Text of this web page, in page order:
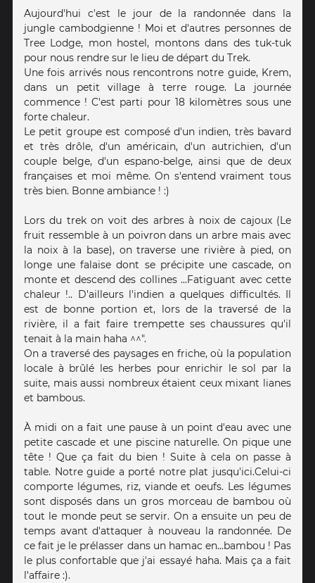
Aujourd'hui c'est le jour de la randonnée dans la
jungle cambodgienne ! Moi et d'autres personnes de
Tree Lodge, mon hostel, montons dans des tuk-tuk
pour nous rendre sur le lieu de départ du Trek.
Une fois arrivés nous rencontrons notre guide, Krem,
dans un petit village à terre rouge. La journée
commence ! C'est parti pour 18 kilomètres sous une
forte chaleur.
Le petit groupe est composé d'un indien, très bavard
et très drôle, d'un américain, d'un autrichien, d'un
couple belge, d'un espano-belge, ainsi que de deux
françaises et moi même. On s'entend vraiment tous
très bien. Bonne ambiance ! :)
Lors du trek on voit des arbres à noix de cajoux (Le
fruit ressemble à un poivron dans un arbre mais avec
la noix à la base), on traverse une rivière à pied, on
longe une falaise dont se précipite une cascade, on
monte et descend des collines ...Fatiguant avec cette
chaleur !.. D'ailleurs l'indien a quelques difficultés. Il
est de bonne portion et, lors de la traversé de la
rivière, il a fait faire trempette ses chaussures qu'il
tenait à la main haha ^^".
On a traversé des paysages en friche, où la population
locale à brûlé les herbes pour enrichir le sol par la
suite, mais aussi nombreux étaient ceux mixant lianes
et bambous.
À midi on a fait une pause à un point d'eau avec une
petite cascade et une piscine naturelle. On pique une
tête ! Que ça fait du bien ! Suite à cela on passe à
table. Notre guide a porté notre plat jusqu'ici.Celui-ci
comporte légumes, riz, viande et oeufs. Les légumes
sont disposés dans un gros morceau de bambou où
tout le monde peut se servir. On a ensuite un peu de
temps avant d'attaquer à nouveau la randonnée. De
ce fait je le prélasser dans un hamac en...bambou ! Pas
le plus confortable que j'ai essayé haha. Mais ça a fait
l'affaire :).